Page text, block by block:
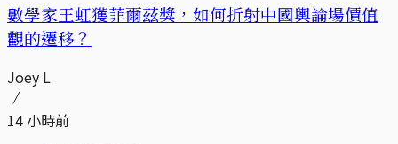
數學家王虹獲菲爾茲獎，如何折射中國輿論場價值
觀的遷移？
Joey L
14 小時前